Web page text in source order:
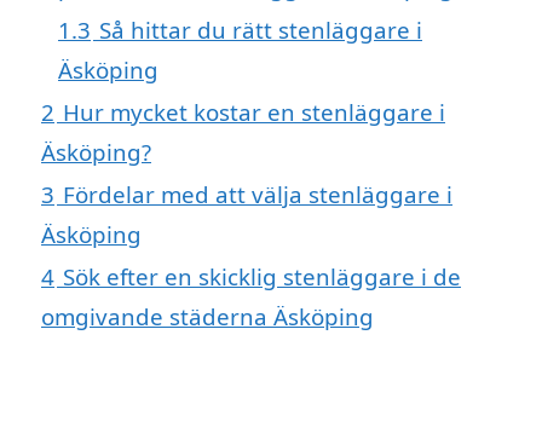
1.3 Så hittar du rätt stenläggare i
Äsköping
2 Hur mycket kostar en stenläggare i
Äsköping?
3 Fördelar med att välja stenläggare i
Äsköping
4 Sök efter en skicklig stenläggare i de
omgivande städerna Äsköping